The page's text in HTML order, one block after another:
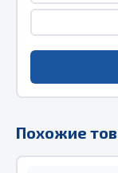
Трубки, муфты,
Фитинги
Похожие